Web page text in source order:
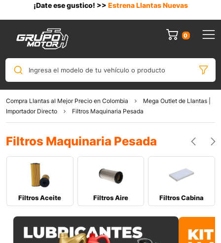
¡Date ese gustico! >> Estrena Llantas Nuevas
0
Ingresa el modelo de tu vehículo o producto
Compra Llantas al Mejor Precio en Colombia
Mega Outlet de Llantas |
Importador Directo
Filtros Maquinaria Pesada
Filtros Maquinaria Pesada
Filtros Aceite Filtros Aire Filtros Cabina